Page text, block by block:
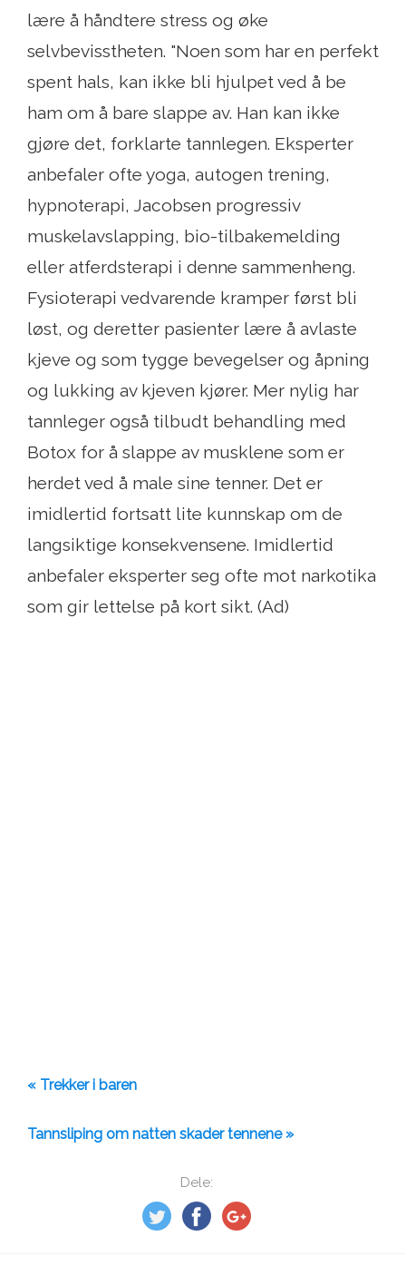
Dele:
lære å håndtere stress og øke
selvbevisstheten. "Noen som har en perfekt
spent hals, kan ikke bli hjulpet ved å be
ham om å bare slappe av. Han kan ikke
gjøre det, forklarte tannlegen. Eksperter
anbefaler ofte yoga, autogen trening,
hypnoterapi, Jacobsen progressiv
muskelavslapping, bio-tilbakemelding
eller atferdsterapi i denne sammenheng.
Fysioterapi vedvarende kramper først bli
løst, og deretter pasienter lære å avlaste
kjeve og som tygge bevegelser og åpning
og lukking av kjeven kjører. Mer nylig har
tannleger også tilbudt behandling med
Botox for å slappe av musklene som er
herdet ved å male sine tenner. Det er
imidlertid fortsatt lite kunnskap om de
langsiktige konsekvensene. Imidlertid
anbefaler eksperter seg ofte mot narkotika
som gir lettelse på kort sikt. (Ad)
« Trekker i baren
Tannsliping om natten skader tennene »